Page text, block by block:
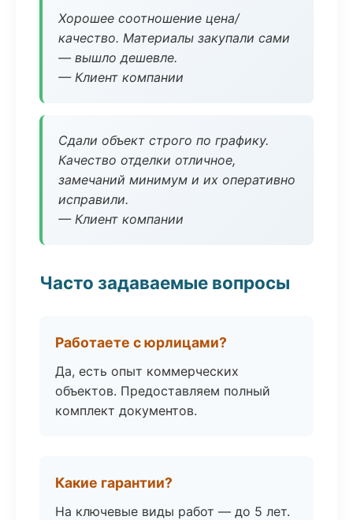
Хорошее соотношение цена/
качество. Материалы закупали сами
— вышло дешевле.
— Клиент компании
Сдали объект строго по графику.
Качество отделки отличное,
замечаний минимум и их оперативно
исправили.
— Клиент компании
Часто задаваемые вопросы
Работаете с юрлицами?
Да, есть опыт коммерческих
объектов. Предоставляем полный
комплект документов.
Какие гарантии?
На ключевые виды работ — до 5 лет.